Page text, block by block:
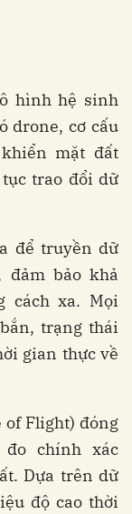
hình hệ sinh
drone, cơ cấu
mặt đất
trao đổi dữ
để truyền dữ
bảo khả
cách xa. Mọi
trạng thái
gian thực về
of Flight) đóng
chính xác
Dựa trên dữ
độ cao thời